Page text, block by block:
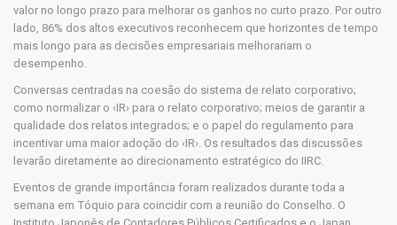
valor no longo prazo para melhorar os ganhos no curto prazo. Por outro
lado, 86% dos altos executivos reconhecem que horizontes de tempo
mais longo para as decisões empresariais melhorariam o
desempenho.
Conversas centradas na coesão do sistema de relato corporativo;
como normalizar o ‹IR› para o relato corporativo; meios de garantir a
qualidade dos relatos integrados; e o papel do regulamento para
incentivar uma maior adoção do ‹IR›. Os resultados das discussões
levarão diretamente ao direcionamento estratégico do IIRC.
Eventos de grande importância foram realizados durante toda a
semana em Tóquio para coincidir com a reunião do Conselho. O